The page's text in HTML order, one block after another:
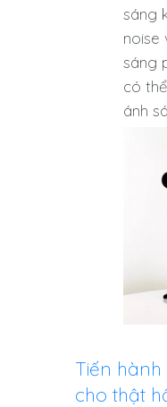
sáng
noise
sáng
có
ánh
Tiến
cho thật